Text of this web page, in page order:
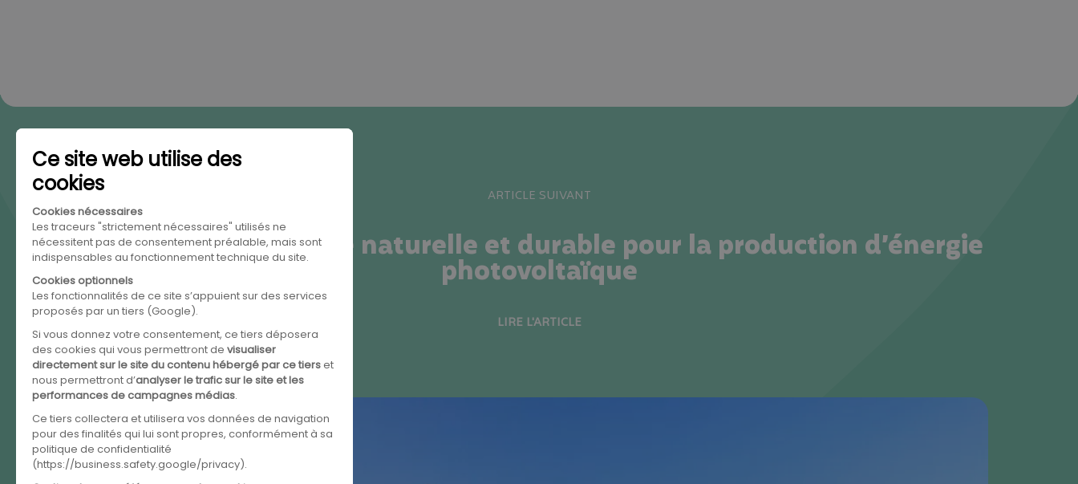
ARTICLE SUIVANT
Le soleil, une source naturelle et durable pour la production d’énergie
photovoltaïque
LIRE L'ARTICLE